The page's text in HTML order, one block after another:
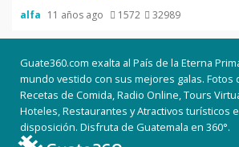
alfa 11 años ago 1572 32989
Guate360.com exalta al País de la Eterna
mundo vestido con sus mejores galas. Fotos
Recetas de Comida, Radio Online, Tours
Hoteles, Restaurantes y Atractivos turísticos
disposición. Disfruta de Guatemala en 360°.